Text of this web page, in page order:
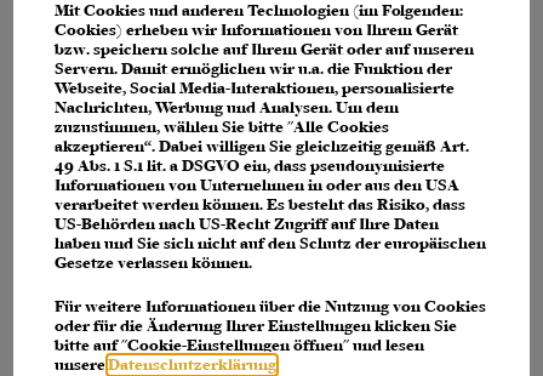
Mit Cookies und anderen Technologien (im Folgenden:
Cookies) erheben wir Informationen von Ihrem Gerät
bzw. speichern solche auf Ihrem Gerät oder auf unseren
Servern. Damit ermöglichen wir u.a. die Funktion der
Webseite, Social Media-Interaktionen, personalisierte
Nachrichten, Werbung und Analysen. Um dem
zuzustimmen, wählen Sie bitte "Alle Cookies
akzeptieren“. Dabei willigen Sie gleichzeitig gemäß Art.
49 Abs. 1 S.1 lit. a DSGVO ein, dass pseudonymisierte
Informationen von Unternehmen in oder aus den USA
verarbeitet werden können. Es besteht das Risiko, dass
US-Behörden nach US-Recht Zugriff auf Ihre Daten
haben und Sie sich nicht auf den Schutz der europäischen
Gesetze verlassen können.
Für weitere Informationen über die Nutzung von Cookies
oder für die Änderung Ihrer Einstellungen klicken Sie
bitte auf "Cookie-Einstellungen öffnen" und lesen
unsereDatenschutzerklärung
Application error: a client-side exception has occurred (see the browser
console for more information).